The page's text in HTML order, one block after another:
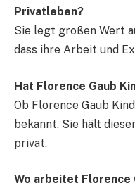
Privatleben?
Sie legt großen Wert
dass ihre Arbeit und
Hat Florence Gaub
Ob Florence Gaub
bekannt. Sie hält
privat.
Wo arbeitet Florence